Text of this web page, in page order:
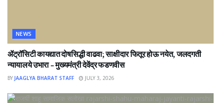
NEWS
ॲट्रॉसिटी कायद्यात दोषसिद्धी वाढवा; साक्षीदार फितूर होऊ नयेत, जलदगती
न्यायालये उभारा – मुख्यमंत्री देवेंद्र फडणवीस
BY JAAGLYA BHARAT STAFF JULY 3, 2026